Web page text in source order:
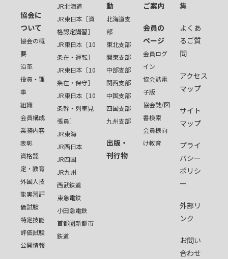
協会に
ついて
協会の概
要
沿革
役員・理
事
組織
会員構成
業務内容
表彰
資格認
定・教育
外国人技
能実習評
価試験
特定技能
評価試験
公開情報
JR北海道
JR東日本［資
格認定講習］
JR東日本［10
条在・運転］
JR東日本［10
条在・保守］
JR東日本［10
条幹・列車見
張員］
JR東海
JR西日本
JR四国
JR九州
西武鉄道
東急電鉄
小田急電鉄
首都圏新都市
鉄道
動
北海道支
部
東北支部
関東支部
中部支部
関西支部
中国支部
四国支部
九州支部
出版・
刊行物
ご案内
会員の
ページ
会員ログ
イン
協会誌電
子版
協会誌/図
書検索
会員様向
け教育
集
よくあ
るご質
問
アクセス
マップ
サイト
マップ
プライ
バシー
ポリシ
ー
外部リ
ンク
お問い
合わせ